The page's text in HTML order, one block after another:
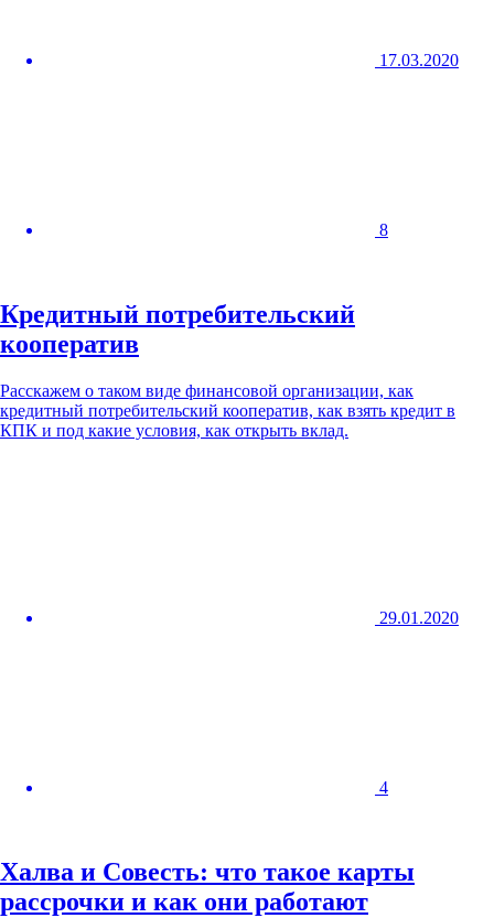
17.03.2020
8
Кредитный потребительский
кооператив
Расскажем о таком виде финансовой организации, как
кредитный потребительский кооператив, как взять кредит в
КПК и под какие условия, как открыть вклад.
29.01.2020
4
Халва и Совесть: что такое карты
рассрочки и как они работают